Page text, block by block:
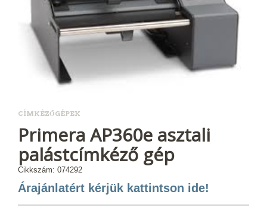
CÍMKÉZŐGÉPEK
Primera AP360e asztali
palástcímkéző gép
Cikkszám: 074292
Árajánlatért kérjük kattintson ide!